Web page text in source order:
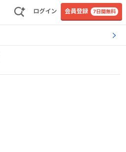
ログイン 会員登録 7日間無料